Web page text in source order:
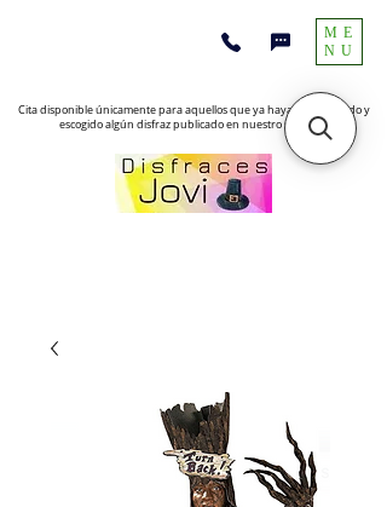
Cita disponible únicamente para aquellos que ya hayan encontrado y
escogido algún disfraz publicado en nuestro sitio web
ME
NU